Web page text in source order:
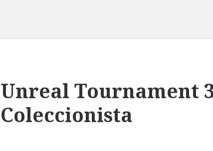
Unreal Tournament
Coleccionista